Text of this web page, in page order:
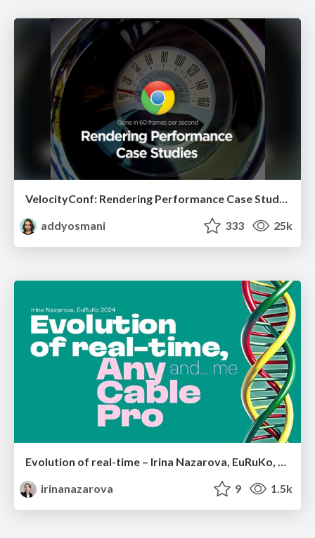
VelocityConf: Rendering Performance Case Studies
addyosmani
333 25k
irinanazarova
9 1.5k